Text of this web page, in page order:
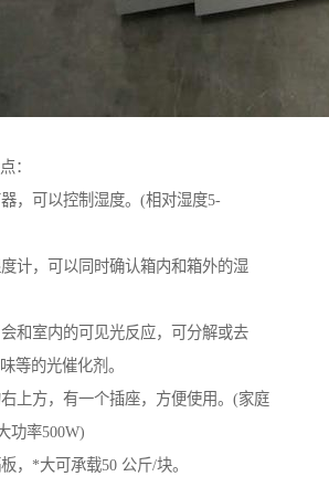
：
，可以控制湿度。(相对湿度5-
计，可以同时确认箱内和箱外的湿
和室内的可见光反应，可分解或去
等的光催化剂。
上方，有一个插座，方便使用。(家庭
功率500W)
，*大可承载50 公斤/块。